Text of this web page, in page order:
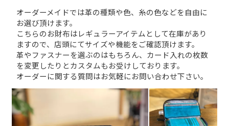
オーダーメイドでは革の種類や色、糸の色などを自由に
お選び頂けます。
こちらのお財布はレギュラーアイテムとして在庫があり
ますので、店頭にてサイズや機能をご確認頂けます。
革やファスナーを選ぶのはもちろん、カード入れの枚数
を変更したりとカスタムもお受けしております。
オーダーに関する質問はお気軽にお問い合わせ下さい。